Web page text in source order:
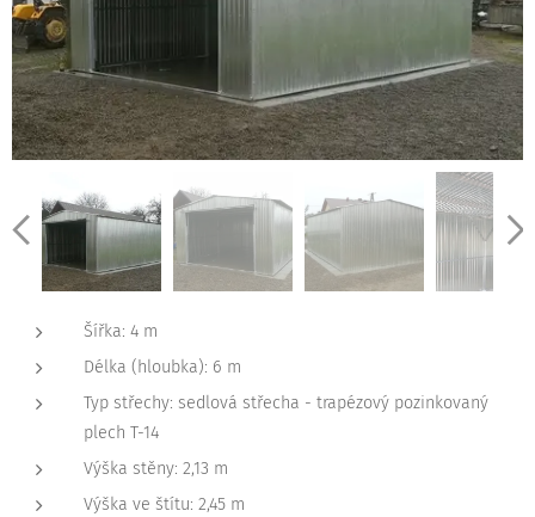
Šířka: 4 m
Délka (hloubka): 6 m
Typ střechy: sedlová střecha - trapézový pozinkovaný
plech T-14
Výška stěny: 2,13 m
Výška ve štítu: 2,45 m